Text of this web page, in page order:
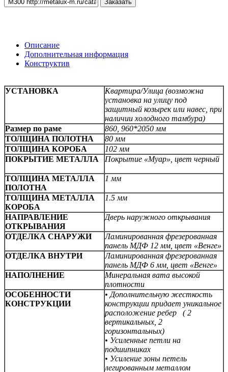
Заказать
Описание
Дополнительная информация
Конструктив
УСТАНОВКА
Квартира/Улица (возможна
установка на улицу под
защитный козырек или навес, при
наличии холодного тамбура)
Размер по раме
860, 960*2050 мм
ТОЛЩИНА ПОЛОТНА
80 мм
ТОЛЩИНА КОРОБА
102 мм
ПОКРЫТИЕ МЕТАЛЛА
Покрытие «Муар», цвет черный
ТОЛЩИНА МЕТАЛЛА
ПОЛОТНА
1 мм
ТОЛЩИНА МЕТАЛЛА
КОРОБА
1.5 мм
НАПРАВЛЕНИЕ
ОТКРЫВАНИЯ
Дверь наружного открывания
ОТДЕЛКА СНАРУЖИ
Ламинированная фрезерованная
панель МДФ 12 мм, цвет «Венге»
ОТДЕЛКА ВНУТРИ
Ламинированная фрезерованная
панель МДФ 6 мм, цвет «Венге»
НАПОЛНЕНИЕ
Минеральная вата высокой
плотности
ОСОБЕННОСТИ
КОНСТРУКЦИИ
• Дополнительную жесткость
конструкции придает уникальное
расположение ребер (2
вертикальных, 2
горизонтальных)
• Усиленные петли на
подшипниках
• Усиление зоны петель
легированным металлом